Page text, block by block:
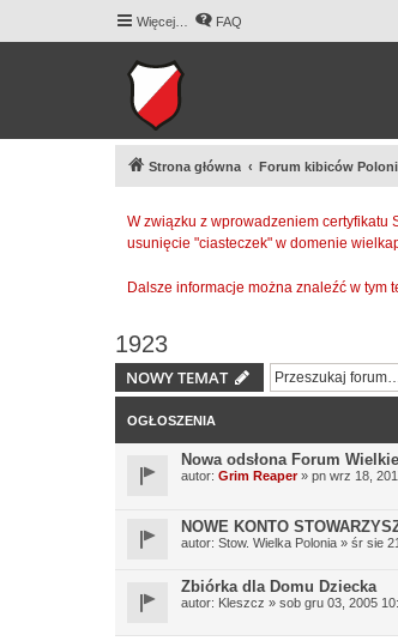
Więcej… FAQ
Strona główna Forum kibiców
W związku z wprowadzeniem certyfikatu
usunięcie "ciasteczek" w domenie
Dalsze informacje można znaleźć w tym
1923
NOWY TEMAT
OGŁOSZENIA
Nowa odsłona Forum
autor: Grim Reaper» pn wrz 18,
NOWE KONTO
autor: Stow. Wielka Polonia » śr sie
Zbiórka dla Domu Dziecka
autor: Kleszcz » sob gru 03, 2005